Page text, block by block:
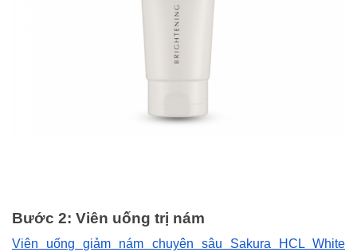
Bước 2: Viên uống trị nám
Viên uống giảm nám chuyên sâu Sakura HCL White